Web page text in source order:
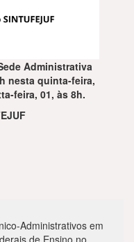
Administrativa
nesta quinta-feira,
feira, 01, às 8h.
Administrativos em